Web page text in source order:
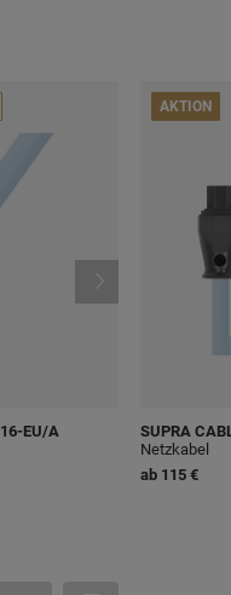
EU/A
AKTION
SUPRA
Netzkabel
ab 115 €